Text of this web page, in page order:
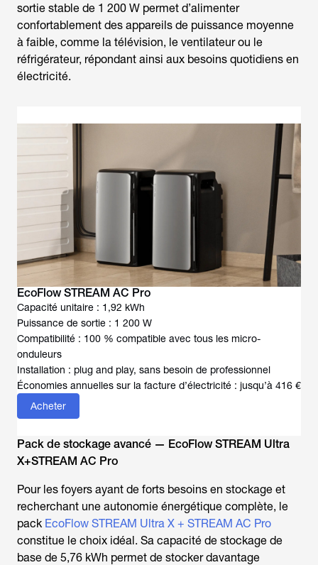
sortie stable de 1 200 W permet d’alimenter
confortablement des appareils de puissance moyenne
à faible, comme la télévision, le ventilateur ou le
réfrigérateur, répondant ainsi aux besoins quotidiens en
électricité.
EcoFlow STREAM AC Pro
Capacité unitaire : 1,92 kWh
Puissance de sortie : 1 200 W
Compatibilité : 100 % compatible avec tous les micro-
onduleurs
Installation : plug and play, sans besoin de professionnel
Économies annuelles sur la facture d’électricité : jusqu’à 416 €
Acheter
Pack de stockage avancé — EcoFlow STREAM Ultra
X+STREAM AC Pro
Pour les foyers ayant de forts besoins en stockage et
recherchant une autonomie énergétique complète, le
pack EcoFlow STREAM Ultra X + STREAM AC Pro
constitue le choix idéal. Sa capacité de stockage de
base de 5,76 kWh permet de stocker davantage